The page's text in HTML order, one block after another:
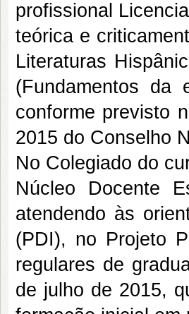
profissional
teórica e
Literaturas
(Fundamentos da
conforme previsto
2015 do Conselho
No Colegiado do
Núcleo Docente
atendendo às
(PDI), no Projeto
regulares de
de julho de 2015,